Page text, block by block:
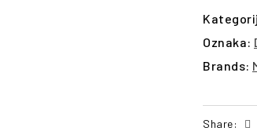
Oznaka:
Brands:
Share: